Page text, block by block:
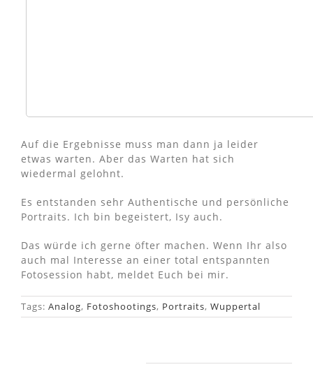
Auf die Ergebnisse muss man dann ja leider
etwas warten. Aber das Warten hat sich
wiedermal gelohnt.
Es entstanden sehr Authentische und persönliche
Portraits. Ich bin begeistert, Isy auch.
Das würde ich gerne öfter machen. Wenn Ihr also
auch mal Interesse an einer total entspannten
Fotosession habt, meldet Euch bei mir.
Tags: Analog, Fotoshootings, Portraits, Wuppertal